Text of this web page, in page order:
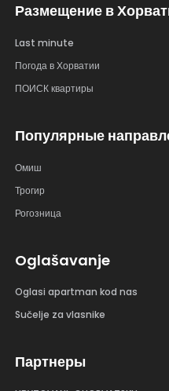
Размещение в
Last minute
Погода в Хорватии
ПОИСК квартиры
Популярные
Омиш
Трогир
Рогозница
Oglašavanje
Oglasi apartman kod nas
Sučelje za vlasnike
Партнеры